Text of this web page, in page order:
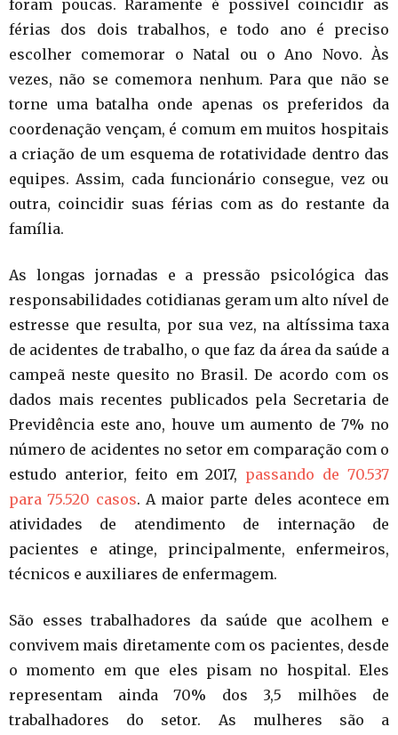
foram poucas. Raramente é possível coincidir as
férias dos dois trabalhos, e todo ano é preciso
escolher comemorar o Natal ou o Ano Novo. Às
vezes, não se comemora nenhum. Para que não se
torne uma batalha onde apenas os preferidos da
coordenação vençam, é comum em muitos hospitais
a criação de um esquema de rotatividade dentro das
equipes. Assim, cada funcionário consegue, vez ou
outra, coincidir suas férias com as do restante da
família.
As longas jornadas e a pressão psicológica das
responsabilidades cotidianas geram um alto nível de
estresse que resulta, por sua vez, na altíssima taxa
de acidentes de trabalho, o que faz da área da saúde a
campeã neste quesito no Brasil. De acordo com os
dados mais recentes publicados pela Secretaria de
Previdência este ano, houve um aumento de 7% no
número de acidentes no setor em comparação com o
estudo anterior, feito em 2017, passando de 70.537
para 75.520 casos. A maior parte deles acontece em
atividades de atendimento de internação de
pacientes e atinge, principalmente, enfermeiros,
técnicos e auxiliares de enfermagem.
São esses trabalhadores da saúde que acolhem e
convivem mais diretamente com os pacientes, desde
o momento em que eles pisam no hospital. Eles
representam ainda 70% dos 3,5 milhões de
trabalhadores do setor. As mulheres são a